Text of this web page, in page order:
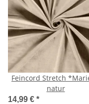
Feincord Stretch
natur
14,99 € *